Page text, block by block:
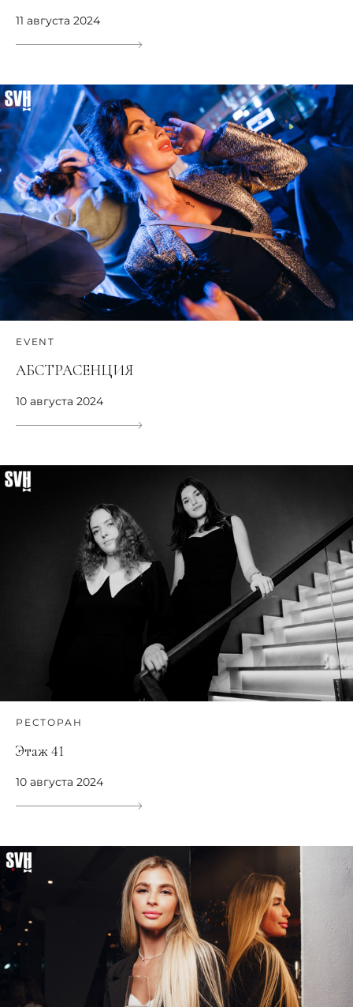
11 августа 2024
EVENT
АБСТРАСЕНЦИЯ
10 августа 2024
РЕСТОРАН
Этаж 41
10 августа 2024